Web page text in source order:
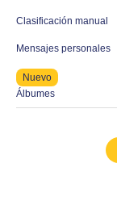
Clasificación manual
Mensajes personales
Nuevo
Álbumes